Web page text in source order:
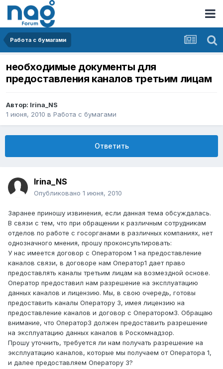
Работа с бумагами
необходимые документы для
предоставления каналов третьим лицам
Автор: Irina_NS
1 июня, 2010 в Работа с бумагами
Ответить
Irina_NS
Опубликовано 1 июня, 2010
Заранее приношу извинения, если данная тема обсуждалась.
В связи с тем, что при обращении к различным сотрудникам
отделов по работе с госорганами в различных компаниях, нет
однозначного мнения, прошу проконсультировать:
У нас имеется договор с Оператором 1 на предоставление
каналов связи, в договоре нам Оператор1 дает право
предоставлять каналы третьим лицам на возмездной основе.
Оператор предоставил нам разрешение на эксплуатацию
данных каналов и лицензию. Мы, в свою очередь, готовы
предоставить каналы Оператору 3, имея лицензию на
предоставление каналов и договор с Оператором3. Обращаю
внимание, что Оператор3 должен предоставить разрешение
на эксплуатацию данных каналов в Роскомнадзор.
Прошу уточнить, требуется ли нам получать разрешение на
эксплуатацию каналов, которые мы получаем от Оператора 1,
и далее предоставляем Оператору 3?